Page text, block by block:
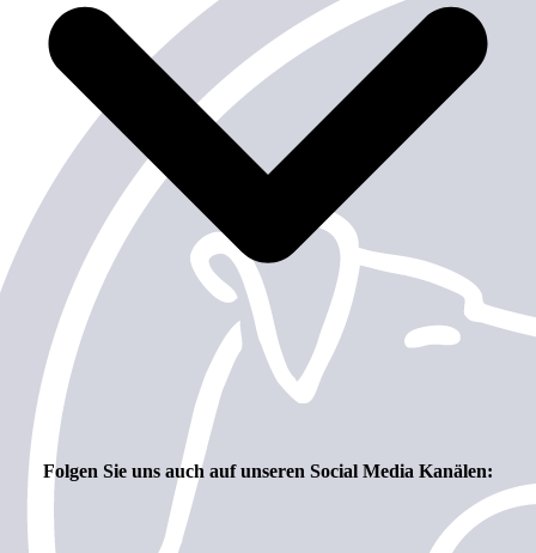
Folgen Sie uns auch auf unseren Social Media Kanälen: